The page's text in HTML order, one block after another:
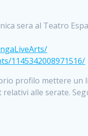
sera al Teatro
1145342008971516/
profilo mettere
alle serate.